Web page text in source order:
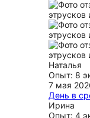
Наталья
Опыт: 8
7 мая
День в
много
Ирина
Опыт: 4